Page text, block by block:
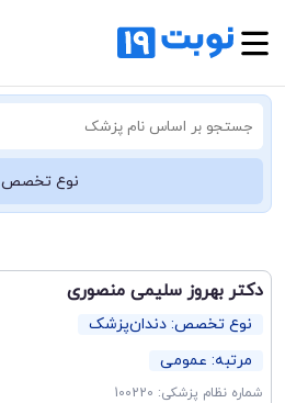
نوع تخصص
دکتر بهروز سلیمی منصوری
نوع تخصص: دندان‌پزشک
مرتبه: عمومی
شماره نظام پزشکی: 100220